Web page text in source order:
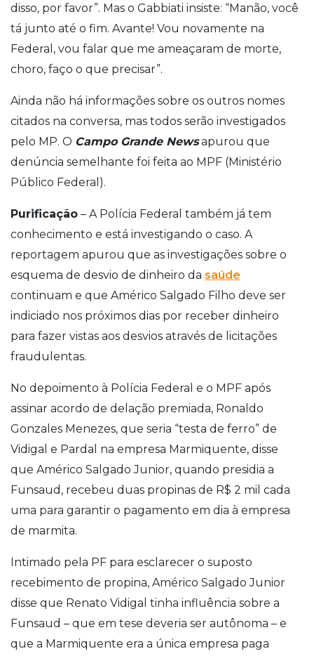
disso, por favor”. Mas o Gabbiati insiste: “Manão, você
tá junto até o fim. Avante! Vou novamente na
Federal, vou falar que me ameaçaram de morte,
choro, faço o que precisar”.
Ainda não há informações sobre os outros nomes
citados na conversa, mas todos serão investigados
pelo MP. O Campo Grande Newsapurou que
denúncia semelhante foi feita ao MPF (Ministério
Público Federal).
Purificação – A Polícia Federal também já tem
conhecimento e está investigando o caso. A
reportagem apurou que as investigações sobre o
esquema de desvio de dinheiro da saúde
continuam e que Américo Salgado Filho deve ser
indiciado nos próximos dias por receber dinheiro
para fazer vistas aos desvios através de licitações
fraudulentas.
No depoimento à Polícia Federal e o MPF após
assinar acordo de delação premiada, Ronaldo
Gonzales Menezes, que seria “testa de ferro” de
Vidigal e Pardal na empresa Marmiquente, disse
que Américo Salgado Junior, quando presidia a
Funsaud, recebeu duas propinas de R$ 2 mil cada
uma para garantir o pagamento em dia à empresa
de marmita.
Intimado pela PF para esclarecer o suposto
recebimento de propina, Américo Salgado Junior
disse que Renato Vidigal tinha influência sobre a
Funsaud – que em tese deveria ser autônoma – e
que a Marmiquente era a única empresa paga